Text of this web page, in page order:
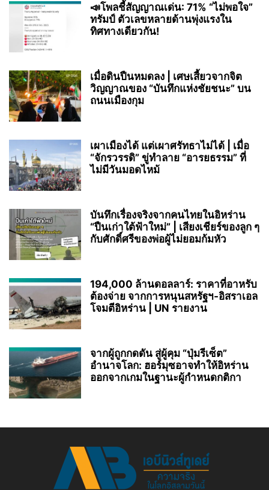
📣โพลชี้สัญญาณเด่น: 71% “ไม่พอใจ”
ทรัมป์ ตัวเลขหลายด้านพุ่งแรงใน
ทิศทางเดียวกัน!
เมื่อดินปืนหมดลง | เศษเสี้ยวจากจิต
วิญญาณของ “บันทึกแห่งชัยชนะ” บน
ถนนเมืองกุม
เผาเมืองได้ แต่เผาศรัทธาไม่ได้ | เมื่อ
“จักรวรรดิ” ขู่ทำลาย “อารยธรรม” ที่
ไม่มีวันมอดไหม้
บันทึกเรื่องจริงจากคนไทยในอิหร่าน
“ปืนเก่าใต้ฟ้าใหม่” | เสียงเชียร์ของลูก ๆ
กับศักดิ์ศรีของพ่อผู้ไม่ยอมก้มหัว
194,000 ล้านดอลลาร์: ราคาที่อาหรับ
ต้องจ่าย จากการหนุนสหรัฐฯ‑อิสราเอล
โจมตีอิหร่าน | UN รายงาน
จากผู้ถูกกดดัน สู่ผู้คุม “ปุ่มรีเซ็ต”
อำนาจโลก: ฮอร์มุซอาจทำให้อิหร่าน
ออกจากเกมในฐานะผู้กำหนดกติกา